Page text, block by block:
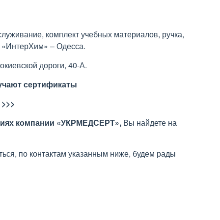
комплект учебных материалов, ручка,
– Одесса.
дороги, 40-А.
сертификаты
компании «УКРМЕДСЕРТ», Вы найдете на
по контактам указанным ниже, будем рады